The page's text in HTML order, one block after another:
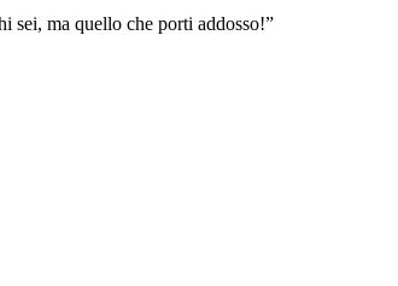
sei, ma quello che porti addosso!”